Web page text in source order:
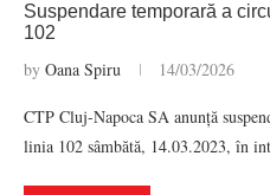
Suspendare temporară a
102
by Oana Spiru 14/03/2026
CTP Cluj-Napoca SA anunță
linia 102 sâmbătă, 14.03.2023, în